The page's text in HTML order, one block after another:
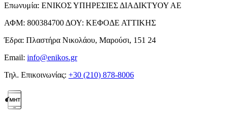
Επωνυμία: ΕΝΙΚΟΣ ΥΠΗΡΕΣΙΕΣ ΔΙΑΔΙΚΤΥΟΥ ΑΕ
ΑΦΜ: 800384700 ΔΟΥ: ΚΕΦΟΔΕ ΑΤΤΙΚΗΣ
Έδρα: Πλαστήρα Νικολάου, Μαρούσι, 151 24
Email: info@enikos.gr
Τηλ. Επικοινωνίας: +30 (210) 878-8006